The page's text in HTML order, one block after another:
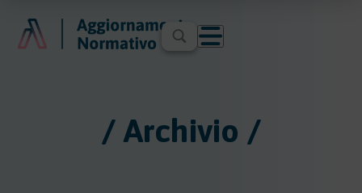
/ Archivio /